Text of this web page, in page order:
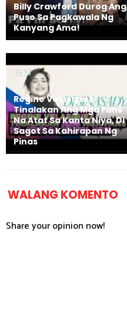
Billy Crawford Durog Ang
Puso Sa Pagkawala Ng
Kanyang Ama!
Regine Velasquez
Tinalakan Ang Mga Fans
Na Atat Sa Kanta Niya, Di
Sagot Sa Kahirapan Ng
Pinas
WALANG KOMENTO
Share your opinion now!